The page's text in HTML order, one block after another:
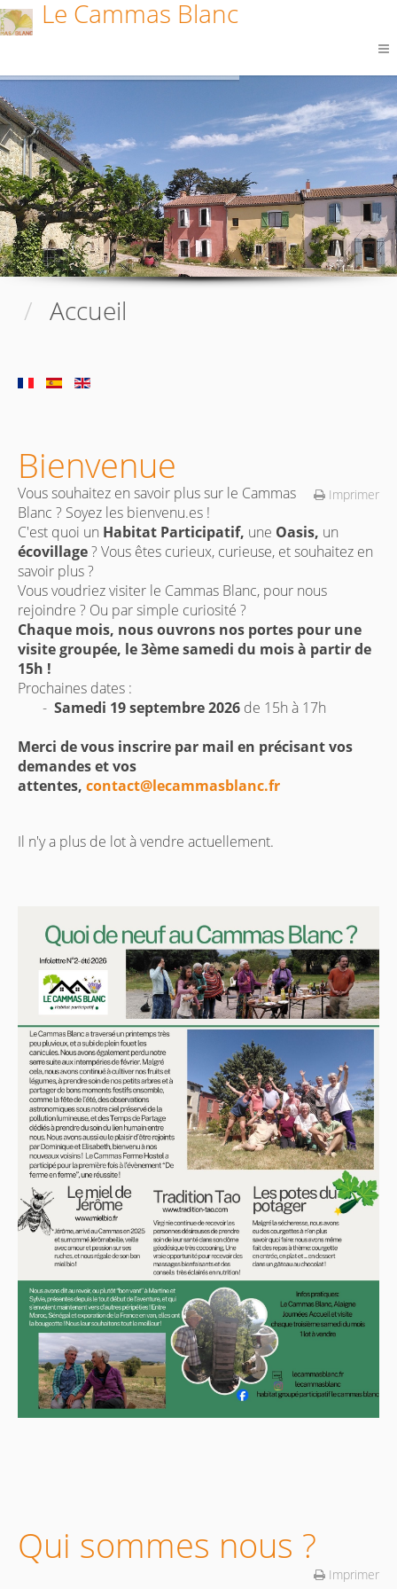
Le Cammas Blanc
Accueil
Bienvenue
Imprimer
Voussouhaitez en savoir plus sur le Cammas
Blanc ? Soyez les bienvenu.es !
C'est quoi un Habitat Participatif, une Oasis, un
écovillage? Vous êtes curieux, curieuse, et souhaitez en
savoir plus ?
Vous voudriez visiter le Cammas Blanc, pour nous
rejoindre ? Ou par simple curiosité ?
Chaque mois, nous ouvrons nos portes pour une
visite groupée, le 3ème samedi du mois à partir de
15h !
Prochaines dates :
- Samedi 19 septembre 2026 de 15h à 17h
Merci de vous inscrire par mail en précisant vos
demandes et vos
attentes, contact@lecammasblanc.fr
Il n'y a plus de lot à vendre actuellement.
Qui sommes nous ?
Imprimer